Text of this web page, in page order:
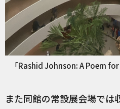
「Rashid Johnson: A Poem
また同館の常設展会場では